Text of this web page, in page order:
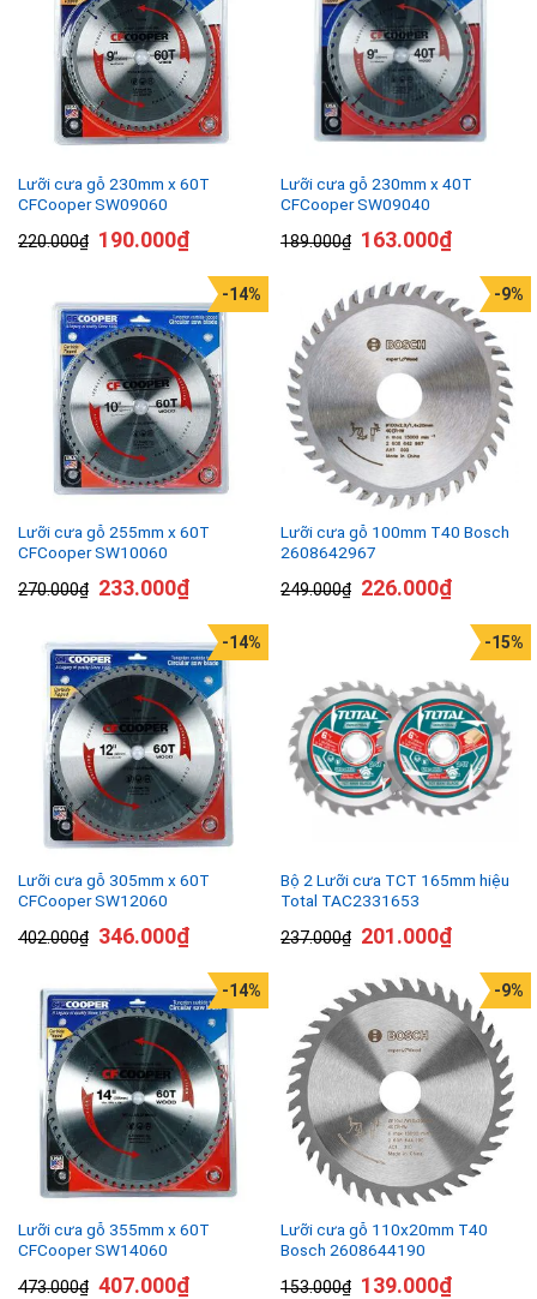
Lưỡi cưa gỗ 230mm x 60T
CFCooper SW09060
220.000₫ 190.000₫
Lưỡi cưa gỗ 230mm x 40T
CFCooper SW09040
189.000₫ 163.000₫
Lưỡi cưa gỗ 255mm x 60T
CFCooper SW10060
270.000₫
-14%
233.000₫
Lưỡi cưa gỗ 100mm T40 Bosch
2608642967
249.000₫
-9%
226.000₫
Lưỡi cưa gỗ 305mm x 60T
CFCooper SW12060
402.000₫
-14%
346.000₫
Bộ 2 Lưỡi cưa TCT 165mm hiệu
Total TAC2331653
237.000₫
-15%
201.000₫
Lưỡi cưa gỗ 355mm x 60T
CFCooper SW14060
473.000₫
-14%
407.000₫
Lưỡi cưa gỗ 110x20mm T40
Bosch 2608644190
153.000₫
-9%
139.000₫